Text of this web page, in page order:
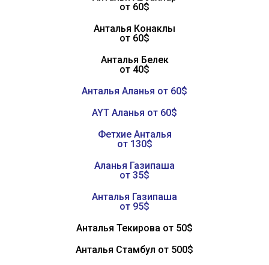
от 60$
Анталья Конаклы
от 60$
Анталья Белек
от 40$
Анталья Аланья от 60$
AYT Аланья от 60$
Фетхие Анталья
от 130$
Аланья Газипаша
от 35$
Анталья Газипаша
от 95$
Анталья Текирова от 50$
Анталья Стамбул от 500$